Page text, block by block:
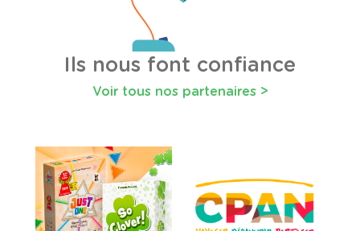
Ils nous font confiance
Voir tous nos partenaires >